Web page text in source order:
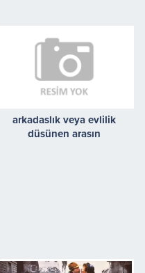
arkadaslık veya evlilik
düsünen arasın